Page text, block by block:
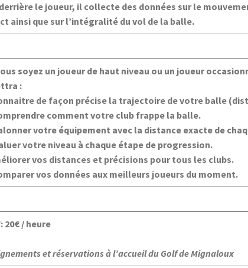
le joueur, il collecte des données sur le
ainsi que sur l’intégralité du vol de la balle.
soyez un joueur de haut niveau ou un joueur
:
de façon précise la trajectoire de votre balle
comment votre club frappe la balle.
votre équipement avec la distance exacte de
votre niveau à chaque étape de progression.
vos distances et précisions pour tous les clubs.
vos données aux meilleurs joueurs du moment.
20€ / heure
et réservationsà l’accueil du Golf de Mignaloux